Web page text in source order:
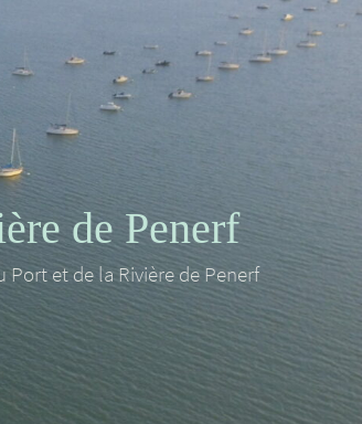
de Penerf
Port et de la Rivière de Penerf